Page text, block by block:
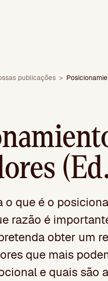
publicações >
o que é o
razão é
obter um
que mais
e quais são